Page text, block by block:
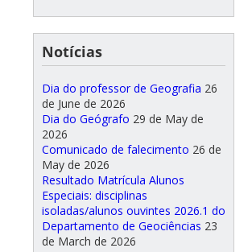
Notícias
Dia do professor de Geografia 26
de June de 2026
Dia do Geógrafo 29 de May de
2026
Comunicado de falecimento 26 de
May de 2026
Resultado Matrícula Alunos
Especiais: disciplinas
isoladas/alunos ouvintes 2026.1 do
Departamento de Geociências 23
de March de 2026